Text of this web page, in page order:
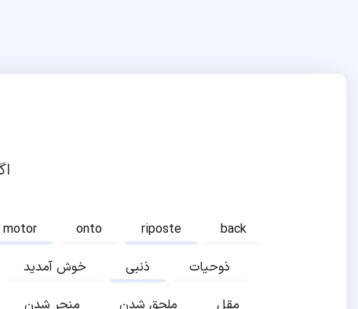
motor onto riposte
back
خوش آمدید ذنبی
ذوحیات
منجر شدن ملحق شدن مقل